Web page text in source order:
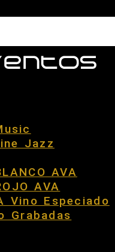
Jazz
AVA
AVA
Vino Especiado
Grabadas